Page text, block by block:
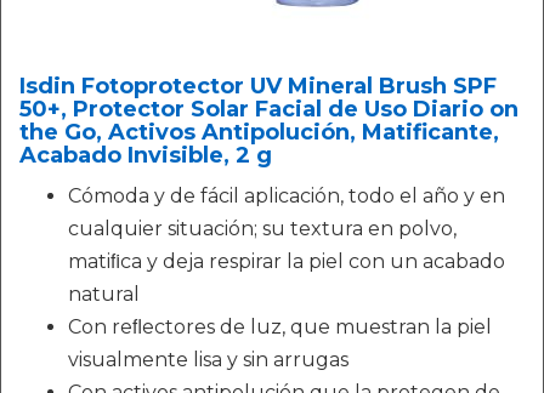
Isdin Fotoprotector UV Mineral Brush SPF
50+, Protector Solar Facial de Uso Diario on
the Go, Activos Antipolución, Matificante,
Acabado Invisible, 2 g
Cómoda y de fácil aplicación, todo el año y en
cualquier situación; su textura en polvo,
matiﬁca y deja respirar la piel con un acabado
natural
Con reﬂectores de luz, que muestran la piel
visualmente lisa y sin arrugas